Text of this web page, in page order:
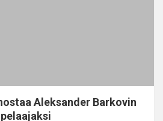
Aleksander Barkovin